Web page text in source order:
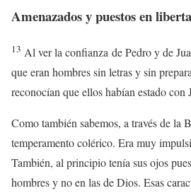
Amenazados y puestos en
13 Al ver la confianza de Pedro y de
que eran hombres sin letras y sin
reconocían que ellos habían estado con
Como también sabemos, a través de la
temperamento colérico. Era muy
También, al principio tenía sus ojos
hombres y no en las de Dios. Esas